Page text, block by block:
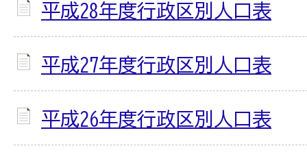
平成28年度行政区別人口表
平成27年度行政区別人口表
平成26年度行政区別人口表